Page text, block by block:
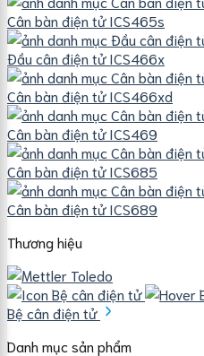
Cân bàn điện tử ICS465s
Đầu cân điện tử ICS466x
Cân bàn điện tử ICS466xd
Cân bàn điện tử ICS469
Cân bàn điện tử ICS685
Cân bàn điện tử ICS689
Thương hiệu
Bệ cân điện tử
Danh mục sản phẩm